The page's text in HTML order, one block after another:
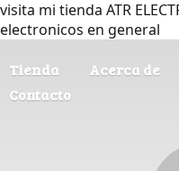
visita mi tienda ATR
electronicos en general
Tienda Acerca de
Contacto